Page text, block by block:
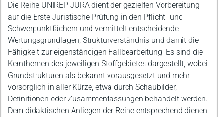
Die Reihe UNIREP JURA dient der gezielten Vorbereitung
auf die Erste Juristische Prüfung in den Pflicht- und
Schwerpunktfächern und vermittelt entscheidende
Wertungsgrundlagen, Strukturverständnis und damit die
Fähigkeit zur eigenständigen Fallbearbeitung. Es sind die
Kernthemen des jeweiligen Stoffgebietes dargestellt, wobei
Grundstrukturen als bekannt vorausgesetzt und mehr
vorsorglich in aller Kürze, etwa durch Schaubilder,
Definitionen oder Zusammenfassungen behandelt werden.
Dem didaktischen Anliegen der Reihe entsprechend dienen